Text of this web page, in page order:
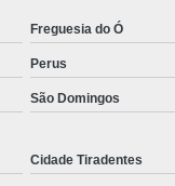
ABC Paulista
Capilar Definitiva
Freguesia do Ó
Perus
São Domingos
Cidade Tiradentes